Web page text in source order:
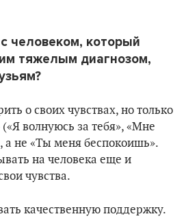
человеком, который
тяжелым диагнозом,
о своих чувствах, но только
волнуюсь за тебя», «Мне
а не «Ты меня беспокоишь».
на человека еще и
чувства.
качественную поддержку.